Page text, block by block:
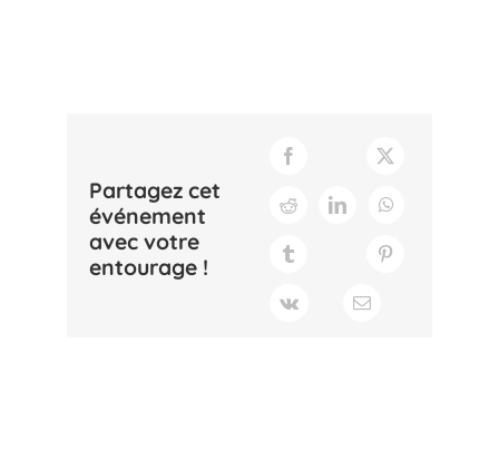
Partagez cet
événement
avec votre
entourage !